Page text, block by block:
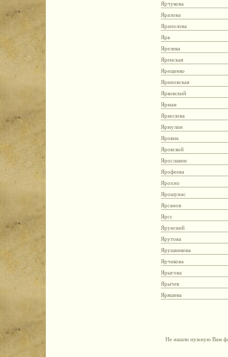
Ярчукова
Яралова
Яраполова
Ярв
Ярелева
Яренская
Ярещенко
Яриновская
Ярковский
Ярман
Ярмолова
Ярмулин
Яровик
Яровской
Ярославин
Ярофеева
Ярохно
Ярошунас
Ярсанов
Ярсс
Ярунский
Ярутова
Ярушникова
Ярчикова
Ярыгова
Ярычев
Яряшева
Не нашли нужную Вам